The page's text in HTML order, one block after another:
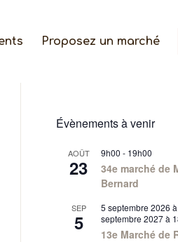
Proposez un marché
Évènements à venir
AOÛT
23
9h00 - 19h00
34e marché de
Bernard
SEP
5
5 septembre 2026
septembre 2027 à
13e Marché de